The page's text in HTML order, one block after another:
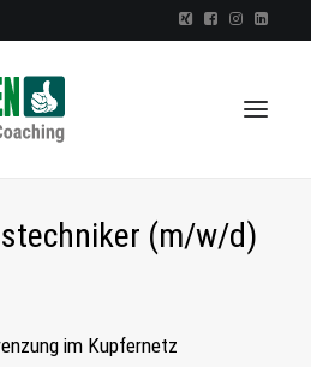
(m/w/d)
im Kupfernetz